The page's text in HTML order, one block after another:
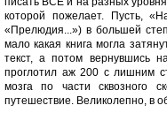
которой пожелает. Пусть,
«Прелюдия...») в большей
мало какая книга могла
текст, а потом вернувшись
проглотил аж 200 с лишним
мозга по части сквозного
путешествие. Великолепно, в